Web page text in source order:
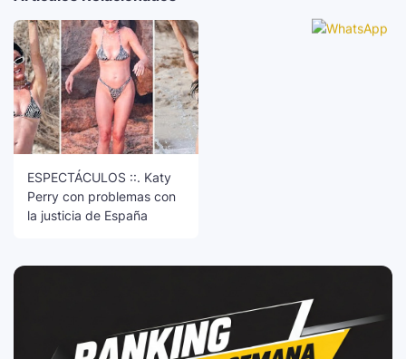
ESPECTÁCULOS ::. Katy
Perry con problemas con
la justicia de España